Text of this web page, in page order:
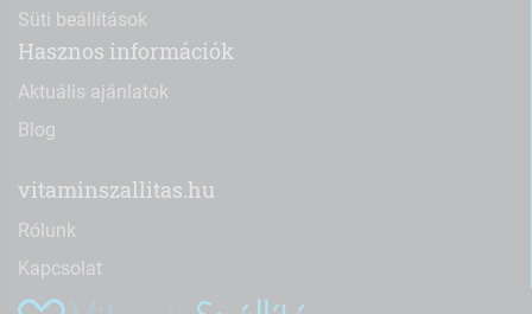
Süti beállítások
Hasznos információk
Aktuális ajánlatok
Blog
vitaminszallitas.hu
Rólunk
Kapcsolat